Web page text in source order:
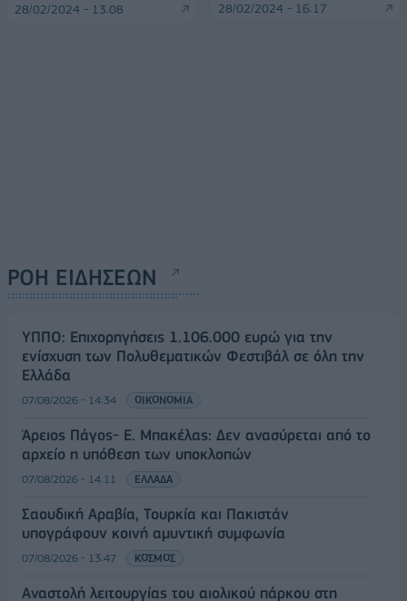
28/02/2024 - 13:08 28/02/2024 - 16:17
ΡΟΗ ΕΙΔΗΣΕΩΝ
ΥΠΠΟ: Επιχορηγήσεις 1.106.000 ευρώ για την
ενίσχυση των Πολυθεματικών Φεστιβάλ σε όλη την
Ελλάδα
07/08/2026 - 14:34 ΟΙΚΟΝΟΜΙΑ
Άρειος Πάγος- Ε. Μπακέλας: Δεν ανασύρεται από το
αρχείο η υπόθεση των υποκλοπών
07/08/2026 - 14:11 ΕΛΛΑΔΑ
Σαουδική Αραβία, Τουρκία και Πακιστάν
υπογράφουν κοινή αμυντική συμφωνία
07/08/2026 - 13:47 ΚΟΣΜΟΣ
Αναστολή λειτουργίας του αιολικού πάρκου στη